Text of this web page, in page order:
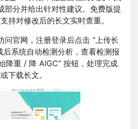
部分并给出针对性建议。免费版提
持对修改后的长文实时查重。
问官网，注册登录后点击 “上传长
后系统自动检测分析，查看检测报
降重 / 降 AIGC” 按钮，处理完成
下载长文。